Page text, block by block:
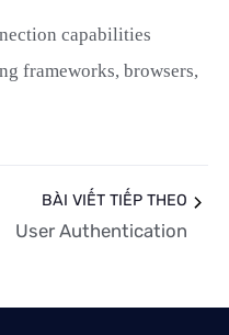
capabilities
frameworks, browsers,
BÀI VIẾT TIẾP THEO
User Authentication